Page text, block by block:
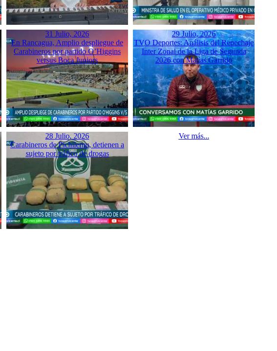
31 Julio, 2026
En Rancagua, Amplio despliegue de
Carabineros por partido O’Higgins
versus Boca Juniors
29 Julio, 2026
TVO Deportes: Análisis del Repechaje
Inter Zonal de la Liga de Segunda
2026 con Matías Garrido
28 Julio, 2026
Carabineros de Pichilemu, detienen a
sujeto por tráfico de drogas
Ver más...